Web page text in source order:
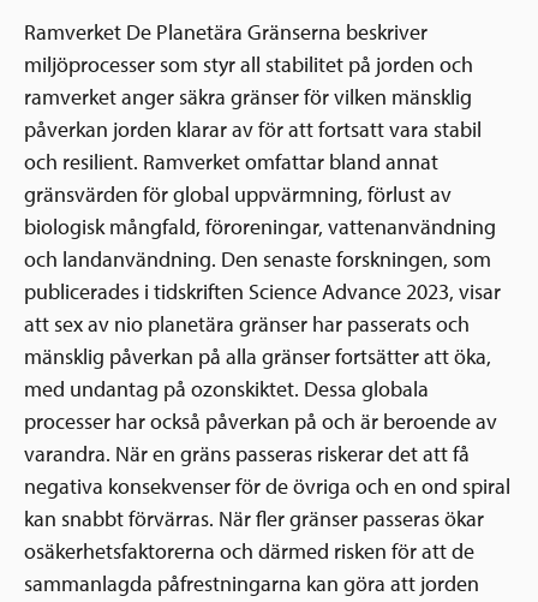
Ramverket De Planetära Gränserna beskriver
miljöprocesser som styr all stabilitet på jorden och
ramverket anger säkra gränser för vilken mänsklig
påverkan jorden klarar av för att fortsatt vara stabil
och resilient. Ramverket omfattar bland annat
gränsvärden för global uppvärmning, förlust av
biologisk mångfald, föroreningar, vattenanvändning
och landanvändning. Den senaste forskningen, som
publicerades i tidskriften Science Advance 2023, visar
att sex av nio planetära gränser har passerats och
mänsklig påverkan på alla gränser fortsätter att öka,
med undantag på ozonskiktet. Dessa globala
processer har också påverkan på och är beroende av
varandra. När en gräns passeras riskerar det att få
negativa konsekvenser för de övriga och en ond spiral
kan snabbt förvärras. När fler gränser passeras ökar
osäkerhetsfaktorerna och därmed risken för att de
sammanlagda påfrestningarna kan göra att jorden